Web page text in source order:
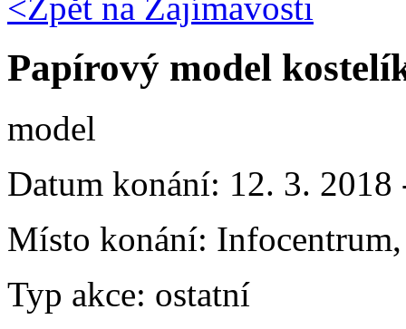
Papírový model
model
Datum konání: 12. 3. 2018
Místo konání:
Typ akce: ostatní